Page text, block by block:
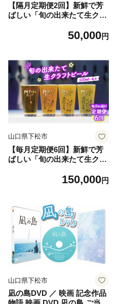
【隔月定期便2回】新鮮で芳
ばしい「旬の出来たて生クラ
ml缶4本 ／ ビール 定期便 ク
特産品 No.209
50,000円
山口県下松市
【毎月定期便6回】新鮮で芳
ばしい「旬の出来たて生クラ
ml缶4本 ／ ビール 定期便 ク
特産品 No.211
150,000円
山口県下松市
凪の島DVD ／ 映画 記念作品